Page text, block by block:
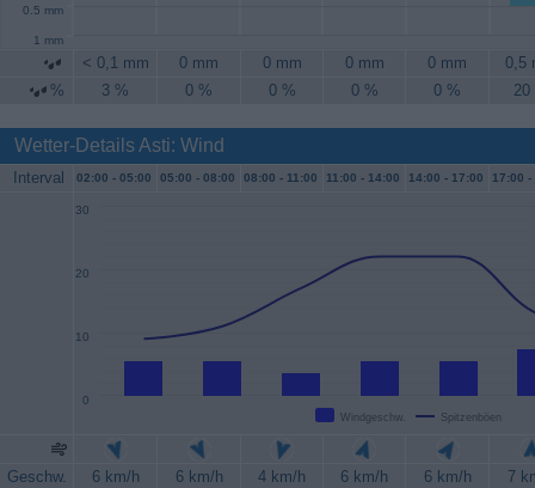
0.5 mm
1 mm
< 0,1 mm 0 mm 0 mm 0 mm 0 mm
0,5
%
3 % 0 % 0 % 0 % 0 % 20
Wetter-Details Asti: Wind
Interval 02:00 - 05:00 05:00 - 08:00 08:00 - 11:00 11:00 - 14:00 14:00 - 17:00 17:00 -
Windgeschw. Spitzenböen
0
10
20
30
Geschw. 6 km/h 6 km/h 4 km/h 6 km/h 6 km/h
7